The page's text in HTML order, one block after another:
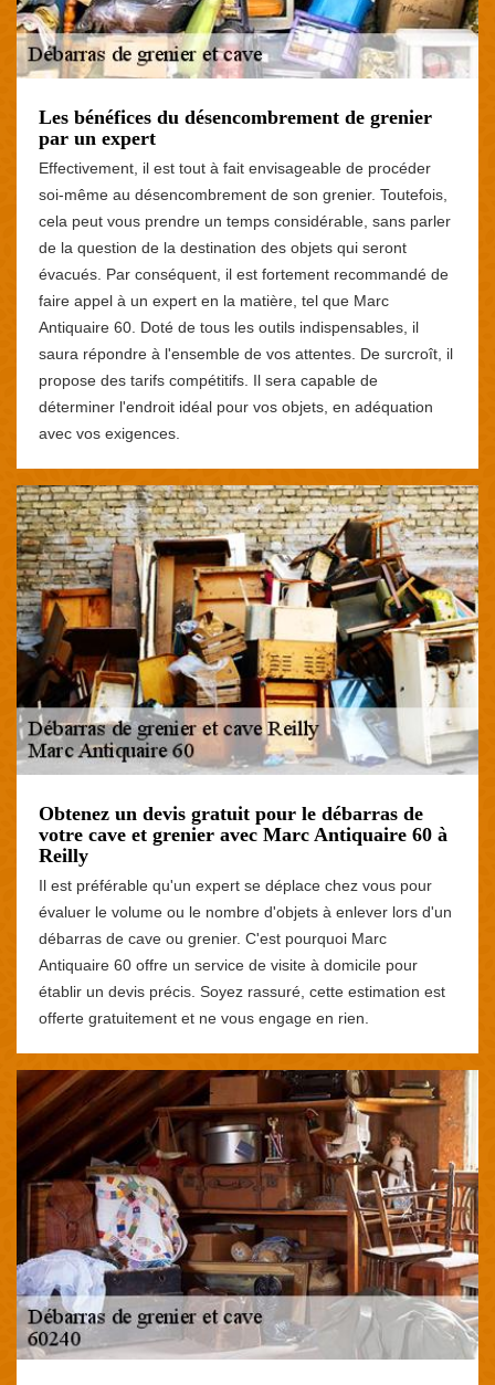
Les bénéfices du désencombrement de grenier
par un expert
Effectivement, il est tout à fait envisageable de procéder
soi-même au désencombrement de son grenier. Toutefois,
cela peut vous prendre un temps considérable, sans parler
de la question de la destination des objets qui seront
évacués. Par conséquent, il est fortement recommandé de
faire appel à un expert en la matière, tel que Marc
Antiquaire 60. Doté de tous les outils indispensables, il
saura répondre à l'ensemble de vos attentes. De surcroît, il
propose des tarifs compétitifs. Il sera capable de
déterminer l'endroit idéal pour vos objets, en adéquation
avec vos exigences.
Obtenez un devis gratuit pour le débarras de
votre cave et grenier avec Marc Antiquaire 60 à
Reilly
Il est préférable qu'un expert se déplace chez vous pour
évaluer le volume ou le nombre d'objets à enlever lors d'un
débarras de cave ou grenier. C'est pourquoi Marc
Antiquaire 60 offre un service de visite à domicile pour
établir un devis précis. Soyez rassuré, cette estimation est
offerte gratuitement et ne vous engage en rien.